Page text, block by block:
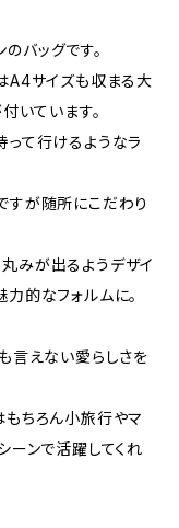
バッグです。
A4サイズも収まる大
いています。
って行けるようなラ
すが随所にこだわり
みが出るようデザイ
的なフォルムに。
言えない愛らしさを
もちろん小旅行やマ
ーンで活躍してくれ